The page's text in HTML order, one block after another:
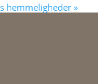
hemmeligheder »